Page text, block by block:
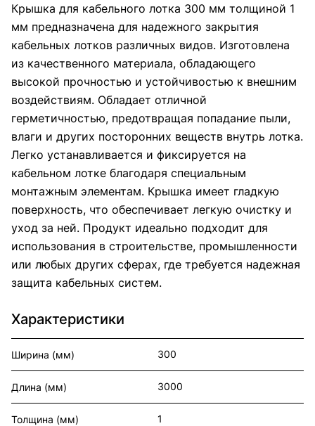
Крышка для кабельного лотка 300 мм толщиной 1
мм предназначена для надежного закрытия
кабельных лотков различных видов. Изготовлена
из качественного материала, обладающего
высокой прочностью и устойчивостью к внешним
воздействиям. Обладает отличной
герметичностью, предотвращая попадание пыли,
влаги и других посторонних веществ внутрь лотка.
Легко устанавливается и фиксируется на
кабельном лотке благодаря специальным
монтажным элементам. Крышка имеет гладкую
поверхность, что обеспечивает легкую очистку и
уход за ней. Продукт идеально подходит для
использования в строительстве, промышленности
или любых других сферах, где требуется надежная
защита кабельных систем.
Характеристики
Ширина (мм) 300
Длина (мм) 3000
Толщина (мм) 1